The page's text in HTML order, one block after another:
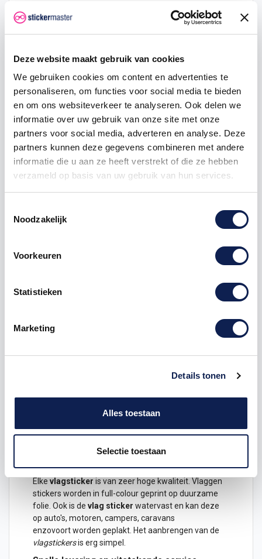
Deze website maakt gebruik van cookies
We gebruiken cookies om content en advertenties te
personaliseren, om functies voor social media te bieden
en om ons websiteverkeer te analyseren. Ook delen we
informatie over uw gebruik van onze site met onze
partners voor social media, adverteren en analyse. Deze
partners kunnen deze gegevens combineren met andere
informatie die u aan ze heeft verstrekt of die ze hebben
verzameld op basis van uw gebruik van hun services.
Noodzakelijk
Voorkeuren
Statistieken
Marketing
Details tonen
Alles toestaan
Selectie toestaan
Hoeveelheid Je bespaart
25 € 0,43 € 1,88
50 € 0,40 € 5,00
100 € 0,38 € 12,50
Gemeente vlaggensticker
vlaggensticker.
Hoogte 6 x 9 cm
Hoogte 12 x 18 cm
Duurzame vlagstickers van hoge kwaliteit
Elke vlagsticker is van zeer hoge kwaliteit. Vlaggen
stickers worden in full-colour geprint op duurzame
folie. Ook is de vlag sticker watervast en kan deze
op auto's, motoren, campers, caravans
enzovoort worden geplakt. Het aanbrengen van de
vlagstickersis erg simpel.